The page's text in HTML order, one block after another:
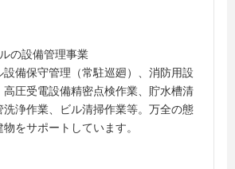
の設備管理事業
設備保守管理（常駐巡廻）、消防用設
高圧受電設備精密点検作業、貯水槽清
洗浄作業、ビル清掃作業等。万全の態
をサポートしています。